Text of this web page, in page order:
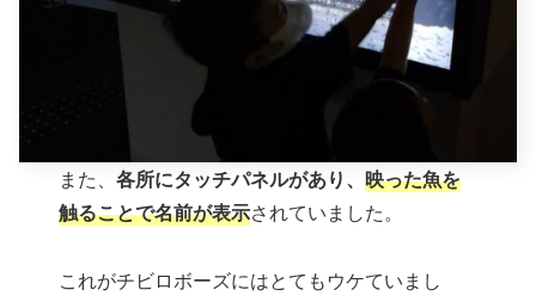
また、各所にタッチパネルがあり、映った魚を
触ることで名前が表示されていました。
これがチビロボーズにはとてもウケていまし